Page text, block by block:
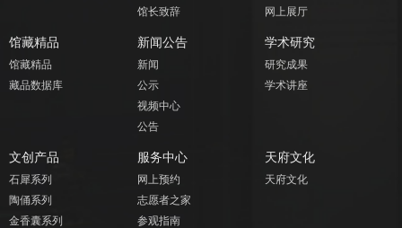
馆长致辞
网上展厅
馆藏精品
馆藏精品
藏品数据库
新闻公告
新闻
公示
视频中心
公告
学术研究
研究成果
学术讲座
文创产品
石犀系列
陶俑系列
金香囊系列
服务中心
网上预约
志愿者之家
参观指南
天府文化
天府文化